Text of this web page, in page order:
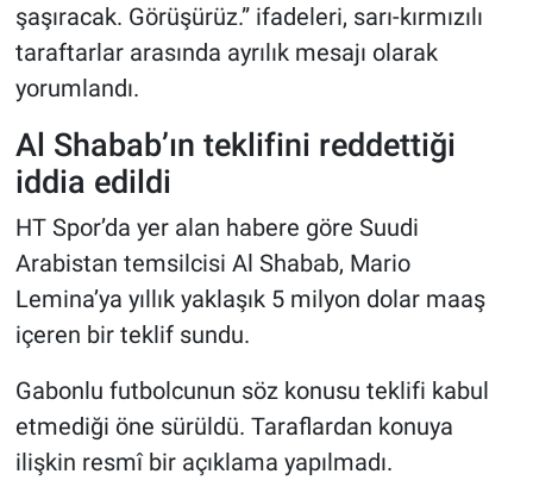
şaşıracak. Görüşürüz.” ifadeleri, sarı-kırmızılı
taraftarlar arasında ayrılık mesajı olarak
yorumlandı.
Al Shabab’ın teklifini reddettiği
iddia edildi
HT Spor’da yer alan habere göre Suudi
Arabistan temsilcisi Al Shabab, Mario
Lemina’ya yıllık yaklaşık 5 milyon dolar maaş
içeren bir teklif sundu.
Gabonlu futbolcunun söz konusu teklifi kabul
etmediği öne sürüldü. Taraflardan konuya
ilişkin resmî bir açıklama yapılmadı.